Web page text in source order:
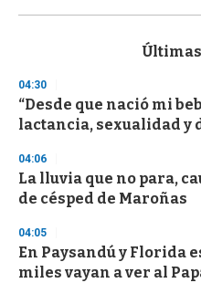
s
d
s
o
f
3
s
e
c
n
d
04:30
“Desde que nació mi
lactancia, sexualidad y
04:06
La lluvia que no para,
de césped de Maroñas
04:05
En Paysandú y Florida
miles vayan a ver al